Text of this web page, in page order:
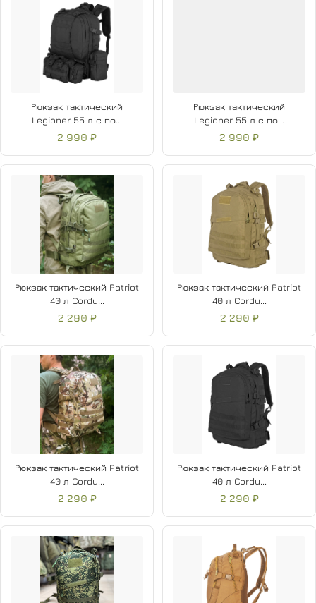
Рюкзак тактический
Legioner 55 л с по...
2 990 ₽
Рюкзак тактический
Legioner 55 л с по...
2 990 ₽
Рюкзак тактический Patriot
40 л Cordu...
2 290 ₽
Рюкзак тактический Patriot
40 л Cordu...
2 290 ₽
Рюкзак тактический Patriot
40 л Cordu...
2 290 ₽
Рюкзак тактический Patriot
40 л Cordu...
2 290 ₽